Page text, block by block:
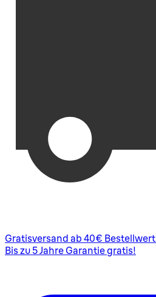
Gratisversand ab 40€ Bestellwert
Bis zu 5 Jahre Garantie gratis!